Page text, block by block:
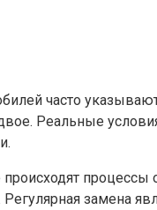
часто
Реальные
процессы
замена